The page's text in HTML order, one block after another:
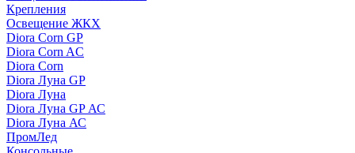
Крепления
Освещение ЖКХ
Diora Corn GP
Diora Corn AC
Diora Corn
Diora Луна GP
Diora Луна
Diora Луна GP АС
Diora Луна АС
ПромЛед